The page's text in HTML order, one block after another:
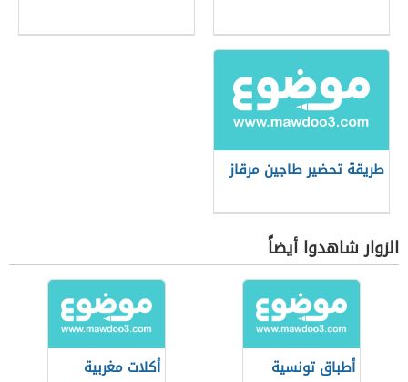
طريقة تحضير طاجين مرقاز
الزوار شاهدوا أيضاً
أطباق تونسية
أكلات مغربية